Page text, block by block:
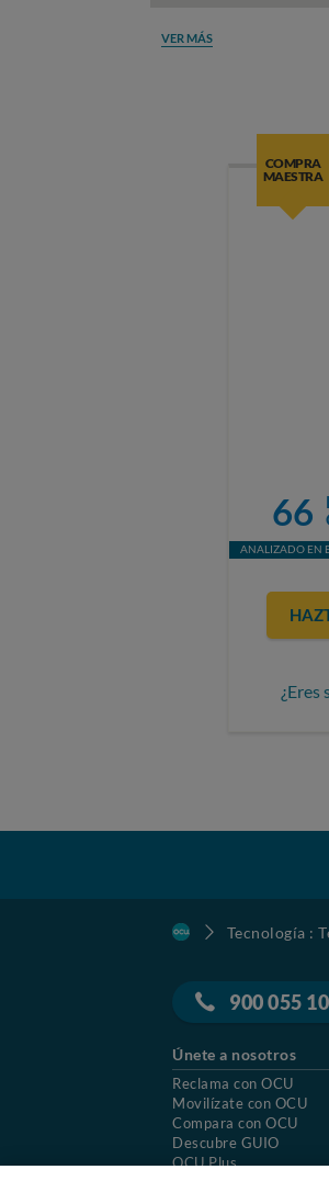
VER MÁS
COMPRA
MAESTRA
66
ANALIZADO EN
¿Eres
Tecnología :
900 055
Únete a nosotros
Reclama con OCU
Movilízate con OCU
Compara con OCU
Descubre GUIO
OCU Plus